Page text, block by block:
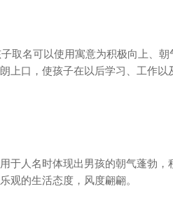
取名可以使用寓意为积极向上、
上口，使孩子在以后学习、工作以
于人名时体现出男孩的朝气蓬勃
观的生活态度，风度翩翩。